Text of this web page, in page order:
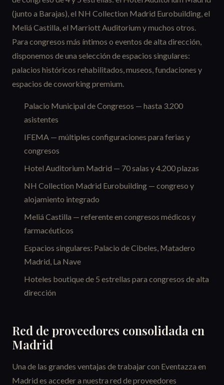
(junto a Barajas), el NH Collection Madrid Eurobuilding, el
Meliá Castilla, el Marriott Auditorium y muchos otros.
Para congresos más íntimos o eventos de alta dirección,
disponemos de una selección de espacios singulares:
palacios históricos rehabilitados, museos, fundaciones y
espacios de coworking premium.
Palacio Municipal de Congresos — hasta 3.200
asistentes
IFEMA — múltiples configuraciones para ferias y
congresos
Hotel Auditorium Madrid — 70 salas y 4.200 plazas
NH Collection Madrid Eurobuilding — congreso y
alojamiento integrado
Meliá Castilla — referente en congresos médicos y
farmacéuticos
Espacios singulares: Palacio de Cibeles, Matadero
Madrid, La Nave
Hoteles boutique de 5 estrellas para congresos de alta
dirección
Red de proveedores consolidada en
Madrid
Una de las grandes ventajas de trabajar con Eventazza en
Madrid es acceder a nuestra red de proveedores